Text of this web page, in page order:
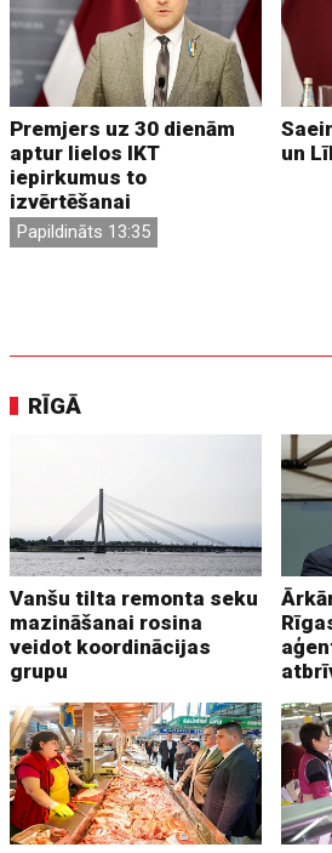
Premjers uz 30 dienām
aptur lielos IKT
iepirkumus to
izvērtēšanai
Papildināts 13:35
un
RĪGĀ
Vanšu tilta remonta seku
mazināšanai rosina
veidot koordinācijas
grupu